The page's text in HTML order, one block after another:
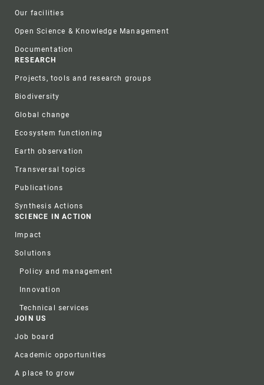
Our facilities
Open Science & Knowledge Management
Documentation
RESEARCH
Projects, tools and research groups
Biodiversity
Global change
Ecosystem functioning
Earth observation
Transversal topics
Publications
Synthesis Actions
SCIENCE IN ACTION
Impact
Solutions
Policy and management
Innovation
Technical services
JOIN US
Job board
Academic opportunities
A place to grow